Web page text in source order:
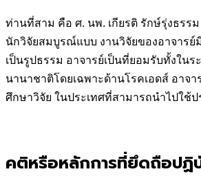
ท่านที่สาม คือ ศ. นพ. เกียรติ รักษ์รุ่งธรร
นักวิจัยสมบูรณ์แบบ งานวิจัยของอาจารย์
เป็นรูปธรรม อาจารย์เป็นที่ยอมรับทั้งในร
นานาชาติโดยเฉพาะด้านโรคเอดส์ อาจ
ศึกษาวิจัย ในประเทศที่สามารถนำไปใช้ป
คติหรือหลักการที่ยึดถือปฏิ